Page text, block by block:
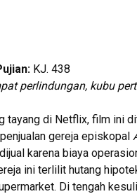
KJ. 438
perlindungan, kubu
tayang di Netflix, film ini
gereja episkopal
karena biaya
ini terlilit hutang
Di tengah